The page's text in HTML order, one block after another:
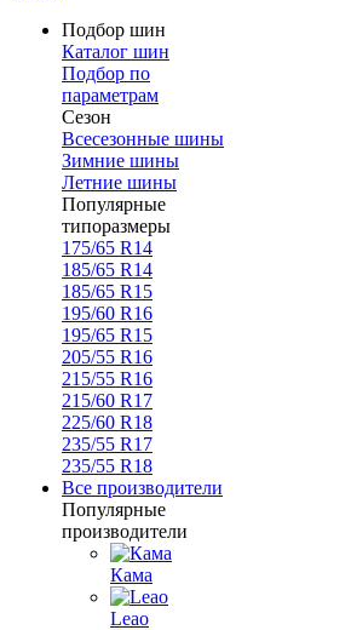
Подбор шин
Каталог шин
Подбор по
параметрам
Сезон
Всесезонные шины
Зимние шины
Летние шины
Популярные
типоразмеры
175/65 R14
185/65 R14
185/65 R15
195/60 R16
195/65 R15
205/55 R16
215/55 R16
215/60 R17
225/60 R18
235/55 R17
235/55 R18
Все производители
Популярные
производители
Кама
Leao